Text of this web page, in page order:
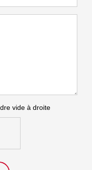
vide à droite